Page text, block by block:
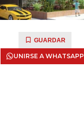
GUARDAR
UNIRSE A WHATSAPP